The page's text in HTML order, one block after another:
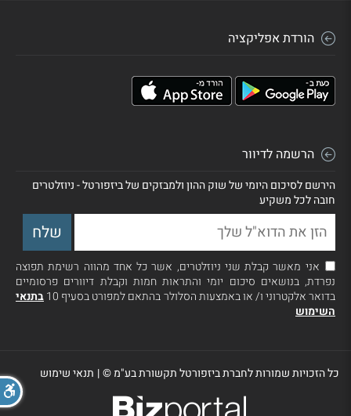
הורדת אפליקציה
הרשמה לדיוור
הירשם לסיכום היומי של שוק ההון ולמבזקים של ביזפורטל - ניוזלטרים
חובה לכל משקיע
אני מאשר קבלת שני ניוזלטרים, אשר כל אחד מהווה רשימת תפוצה
נפרדת, בנושאים סיכום יומי והתראות חמות וקבלת דיוורים פרסומיים
בדואר אלקטרוני ו/ או באמצעות הסלולר בהתאם למפורט בסעיף 10
בתנאי
השימוש
כל הזכויות שמורות לחברת ביזפורטל תקשורת בע"מ ©| תנאי שימוש